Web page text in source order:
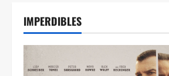
IMPERDIBLES